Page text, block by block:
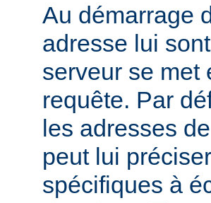
Au démarrage
adresse lui
serveur se met
requête. Par
les adresses
peut lui
spécifiques à